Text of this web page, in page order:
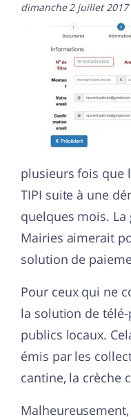
dimanche 2 juillet 2017
plusieurs fois que
TIPI suite à une
quelques mois.
Mairies aimerait
solution de
Pour ceux qui ne
la solution de
publics locaux.
émis par les
cantine, la crèche